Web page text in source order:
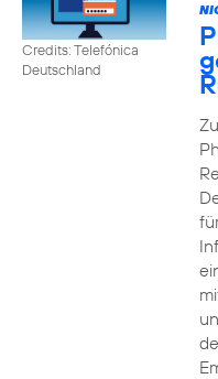
Credits: Telefónica
Deutschland